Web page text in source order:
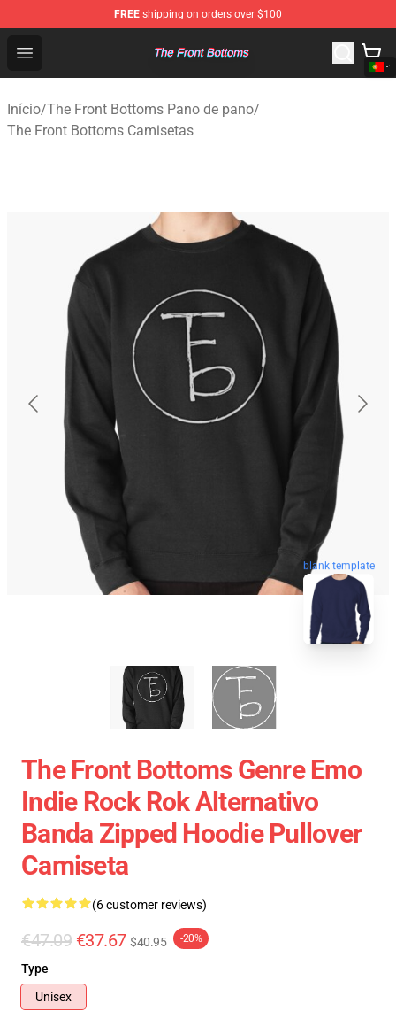
FREE shipping on orders over $100
Open menu
The Front Bottoms Store - Official The Front Bottoms
Início/The Front Bottoms Pano de pano/
The Front Bottoms Camisetas
blank template
The Front Bottoms Genre Emo
Indie Rock Rok Alternativo
Banda Zipped Hoodie Pullover
Camiseta
(6 customer reviews)
€47.09 €37.67 $40.95 -20%
Type
Unisex